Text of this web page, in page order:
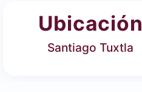
Ubicación
Santiago Tuxtla